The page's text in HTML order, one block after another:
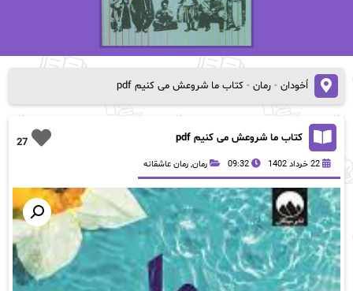
اُخودان- رمان- کتاب ما شروعش می کنیم pdf
27 کتاب ما شروعش می کنیم pdf
22 خرداد 1402 09:32 رمان, رمان عاشقانه